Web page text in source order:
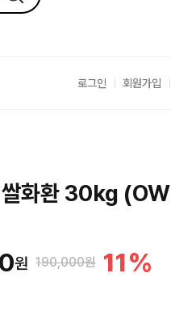
로그인 회원가입
쌀화환 30kg
원 190,000원 11%